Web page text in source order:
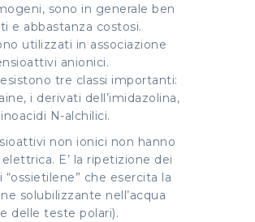
sono in generale ben
e abbastanza costosi.
utilizzati in associazione
anionici.
tre classi importanti:
i derivati dell’imidazolina,
N-alchilici.
non ionici non hanno
E’ la ripetizione dei
“ossietilene” che esercita la
solubilizzante nell’acqua
delle teste polari).